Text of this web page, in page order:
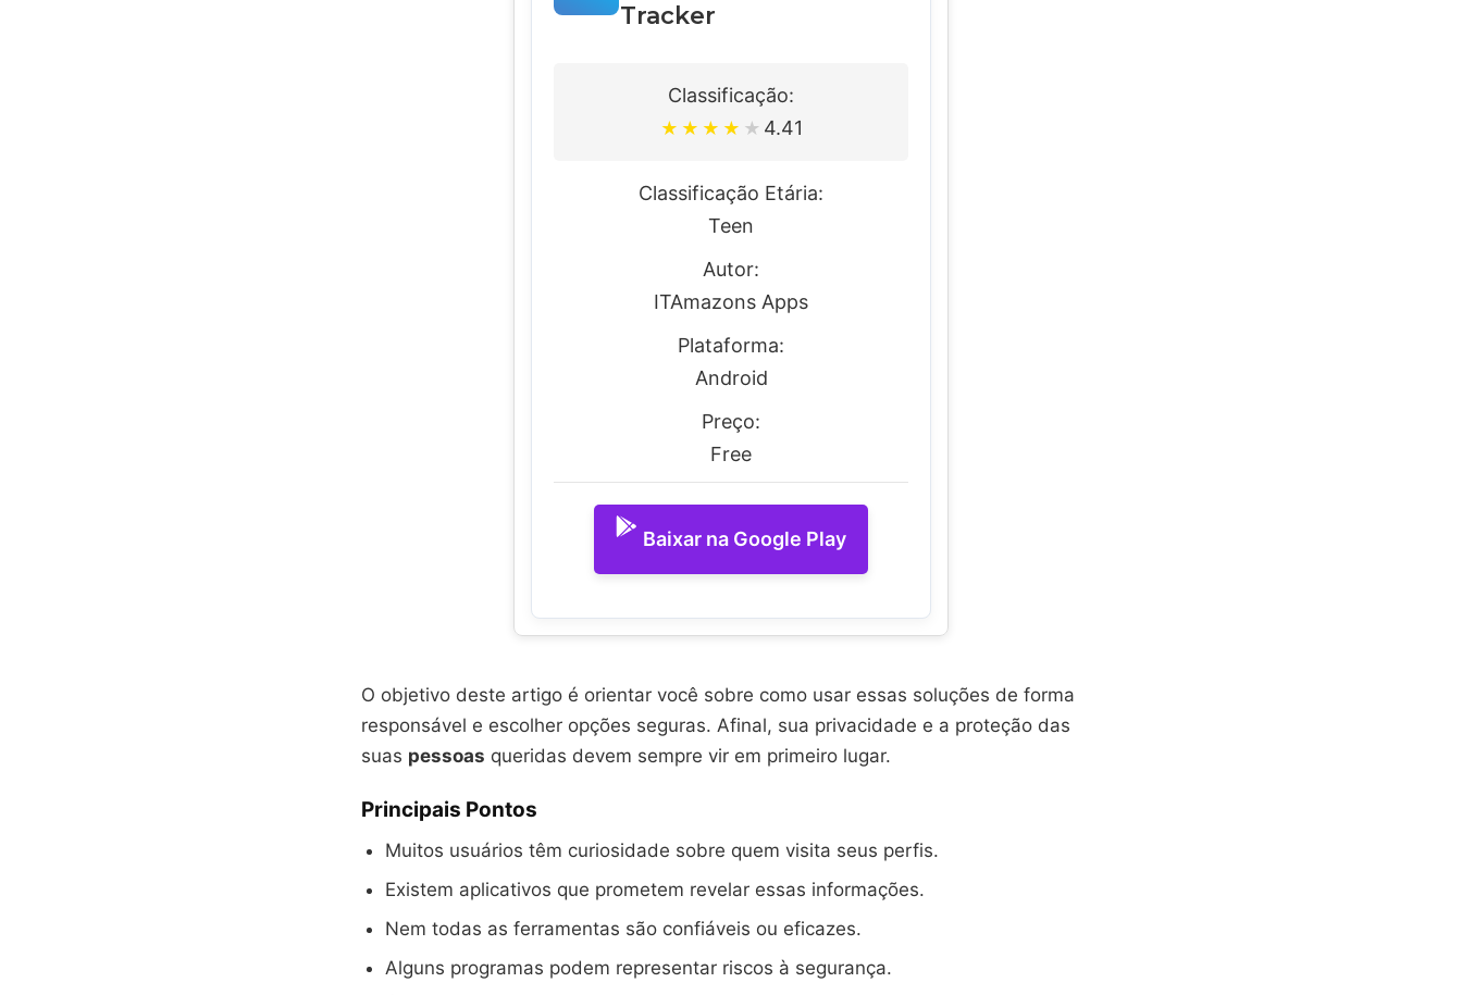
Tracker
Classificação:
★ ★ ★ ★ ★ 4.41
Classificação Etária:
Teen
Autor:
ITAmazons Apps
Plataforma:
Android
Preço:
Free
Baixar na Google Play
O objetivo deste artigo é orientar você sobre como usar essas soluções de forma
responsável e escolher opções seguras. Afinal, sua privacidade e a proteção das
suas pessoas queridas devem sempre vir em primeiro lugar.
Principais Pontos
Muitos usuários têm curiosidade sobre quem visita seus perfis.
Existem aplicativos que prometem revelar essas informações.
Nem todas as ferramentas são confiáveis ou eficazes.
Alguns programas podem representar riscos à segurança.